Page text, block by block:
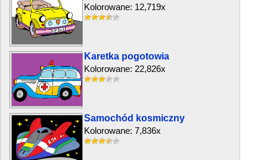
Kolorowane: 12,719x
Karetka pogotowia
Kolorowane: 22,826x
Samochód kosmiczny
Kolorowane: 7,836x